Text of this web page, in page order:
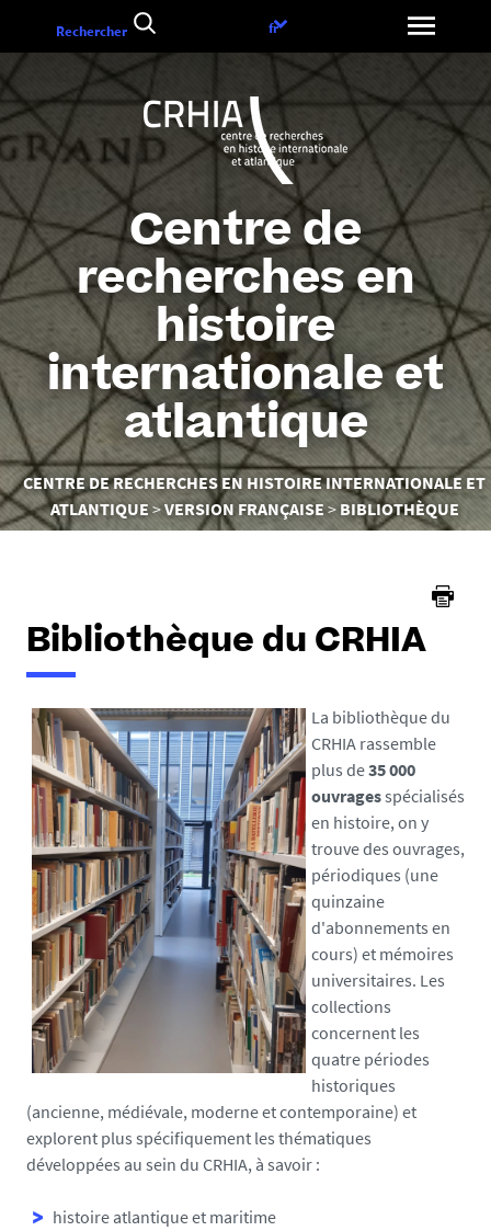
contenu
Centre de
recherches en
histoire
internationale et
atlantique
Vous
êtes
ici :
CENTRE DE RECHERCHES EN HISTOIRE INTERNATIONALE ET
ATLANTIQUE
VERSION FRANÇAISE BIBLIOTHÈQUE
Rechercher
Choix
langue
fr
Bibliothèque du CRHIA
La bibliothèque du
CRHIA rassemble
plus de35 000
ouvragesspécialisés
en histoire, on y
trouve des ouvrages,
périodiques (une
quinzaine
d'abonnements en
cours) et mémoires
universitaires. Les
collections
concernent les
quatre périodes
historiques
(ancienne, médiévale, moderne et contemporaine) et
explorent plus spécifiquement les thématiques
développées au sein du CRHIA, à savoir :
histoire atlantique et maritime